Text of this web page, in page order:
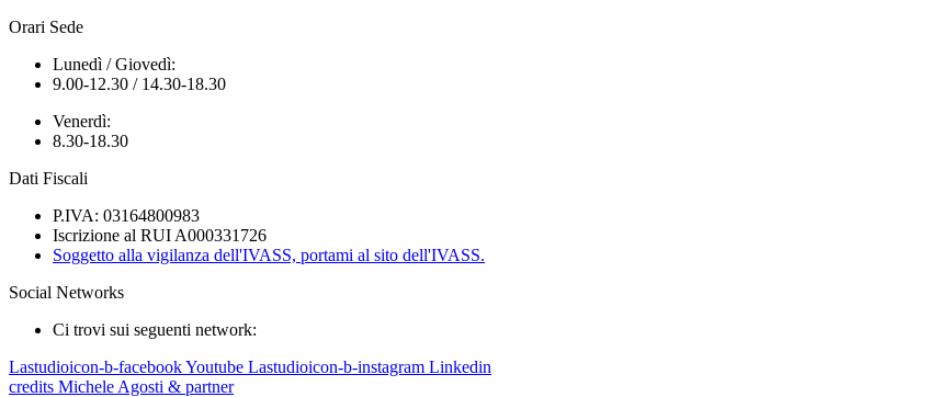
Orari Sede
Lunedì / Giovedì:
9.00-12.30 / 14.30-18.30
Venerdì:
8.30-18.30
Dati Fiscali
P.IVA: 03164800983
Iscrizione al RUI A000331726
Soggetto alla vigilanza dell'IVASS, portami al sito dell'IVASS.
Social Networks
Ci trovi sui seguenti network:
Lastudioicon-b-facebookYoutube Lastudioicon-b-instagram Linkedin
credits Michele Agosti & partner